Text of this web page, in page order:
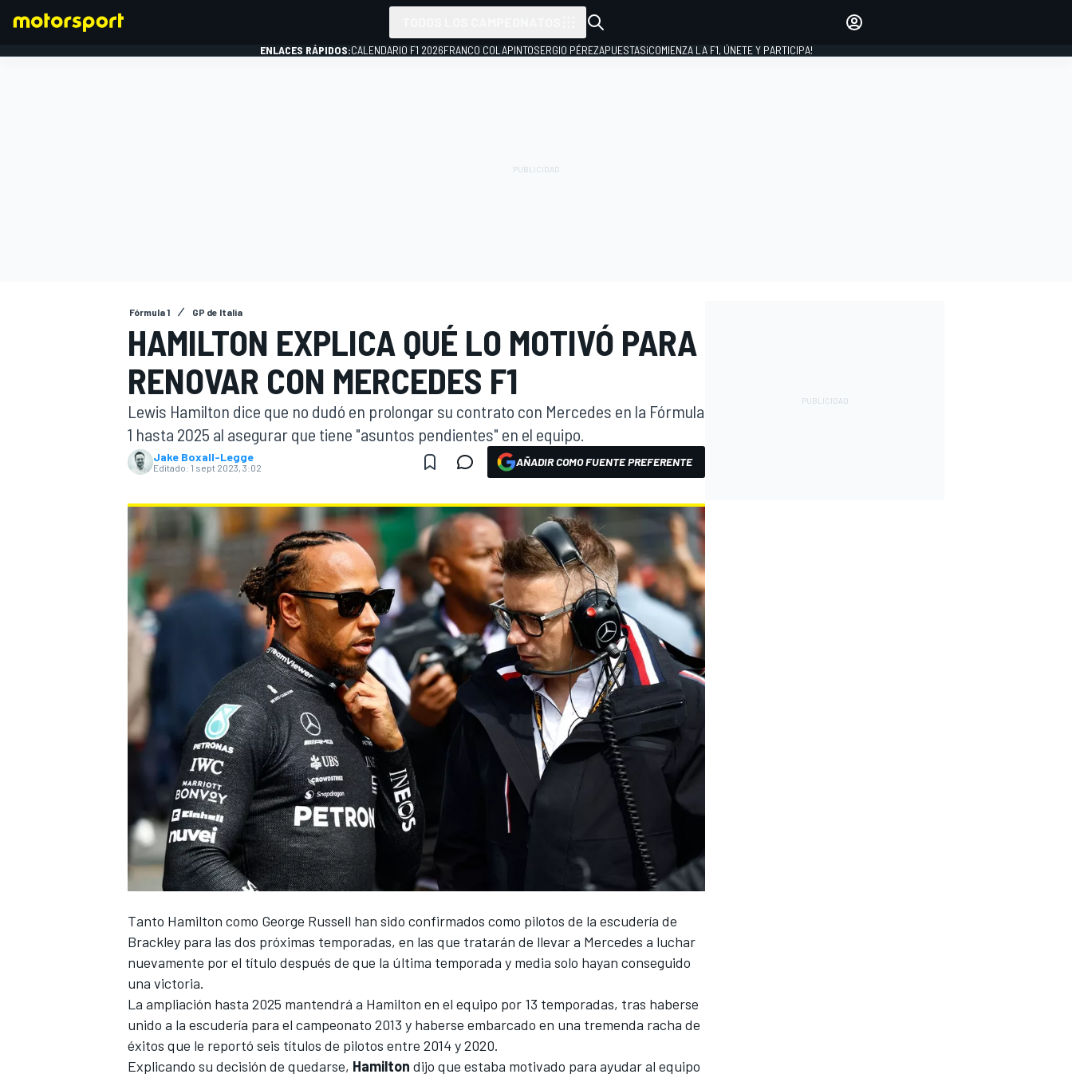
INDYCAR
MOTOGP
NASCAR CUP
INICIAR SESIÓN
ENLACES RÁPIDOS:CALENDARIO F1 2026FRANCO COLAPINTOSERGIO PÉREZAPUESTAS¡COMIENZA LA F1, ÚNETE Y PARTICIPA!
Fórmula 1 GP de Italia
HAMILTON EXPLICA QUÉ LO MOTIVÓ PARA
RENOVAR CON MERCEDES F1
Lewis Hamilton dice que no dudó en prolongar su contrato con Mercedes en la Fórmula
1 hasta 2025 al asegurar que tiene "asuntos pendientes" en el equipo.
Jake Boxall-Legge
Editado: 1 sept 2023, 3:02 AÑADIR COMO FUENTE PREFERENTE
Tanto Hamilton como George Russell han sido confirmados como pilotos de la escudería de
Brackley para las dos próximas temporadas, en las que tratarán de llevar a Mercedes a luchar
nuevamente por el título después de que la última temporada y media solo hayan conseguido
una victoria.
La ampliación hasta 2025 mantendrá a Hamilton en el equipo por 13 temporadas, tras haberse
unido a la escudería para el campeonato 2013 y haberse embarcado en una tremenda racha de
éxitos que le reportó seis títulos de pilotos entre 2014 y 2020.
Explicando su decisión de quedarse, Hamilton dijo que estaba motivado para ayudar al equipo